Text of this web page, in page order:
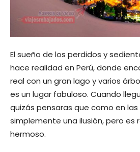
El sueño de los perdidos y
hace realidad en Perú, donde
real con un gran lago y varios
es un lugar fabuloso. Cuando
quizás pensaras que como en
simplemente una ilusión, pero es
hermoso.